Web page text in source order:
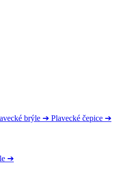
brýle ➔ Plavecké čepice ➔
➔